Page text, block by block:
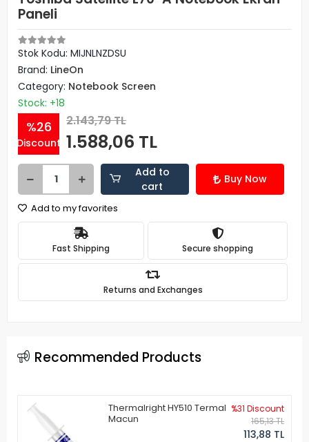
Paneli
Stok Kodu: MIJNLNZDSU
Brand: LineOn
Category: Notebook Screen
Stock: +18
%26
Discount
2.143,79 TL
1.588,06 TL
Add to
cart
Buy Now
Add to my favorites
Fast Shipping Secure shopping
Returns and Exchanges
Recommended Products
Thermalright HY510 Termal
Macun
%31 Discount
165,13 TL
113,88 TL